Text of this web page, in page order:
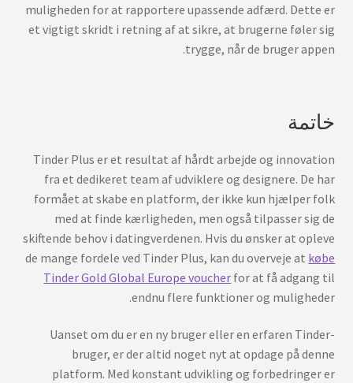
muligheden for at rapportere upassende adfærd. Dette er
et vigtigt skridt i retning af at sikre, at brugerne føler sig
trygge, når de bruger appen.
خاتمة
Tinder Plus er et resultat af hårdt arbejde og innovation
fra et dedikeret team af udviklere og designere. De har
formået at skabe en platform, der ikke kun hjælper folk
med at finde kærligheden, men også tilpasser sig de
skiftende behov i datingverdenen. Hvis du ønsker at opleve
de mange fordele ved Tinder Plus, kan du overveje at købe
Tinder Gold Global Europe voucher for at få adgang til
endnu flere funktioner og muligheder.
Uanset om du er en ny bruger eller en erfaren Tinder-
bruger, er der altid noget nyt at opdage på denne
platform. Med konstant udvikling og forbedringer er